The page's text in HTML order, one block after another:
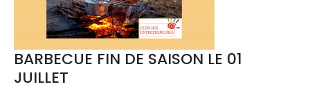
BARBECUE FIN DE SAISON LE 01
JUILLET